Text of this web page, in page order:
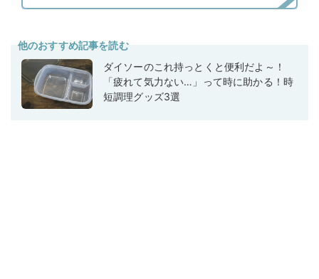
他のおすすめ記事を読む
ダイソーのこれ持っとくと便利だよ～！
「疲れて気力ない…」って時に助かる！時
短調理グッズ3選